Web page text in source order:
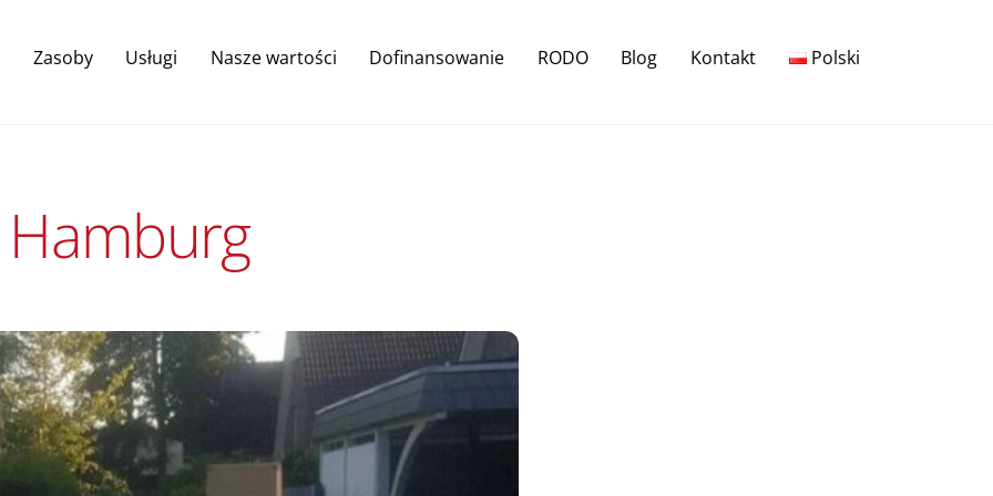
Zasoby Usługi Nasze wartości Dofinansowanie RODO Blog Kontakt Polski